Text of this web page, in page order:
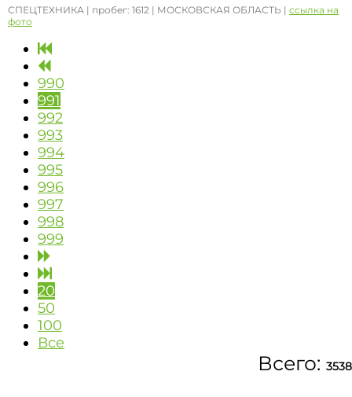
СПЕЦТЕХНИКА | пробег: 1612 | МОСКОВСКАЯ ОБЛАСТЬ | ссылка на
фото
990
991
992
993
994
995
996
997
998
999
20
50
100
Все
Всего: